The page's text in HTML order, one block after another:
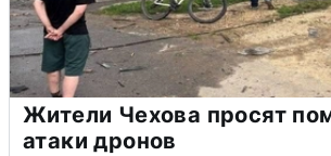
Жители Чехова просят
атаки дронов